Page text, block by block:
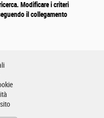
Modificare i criteri
il collegamento